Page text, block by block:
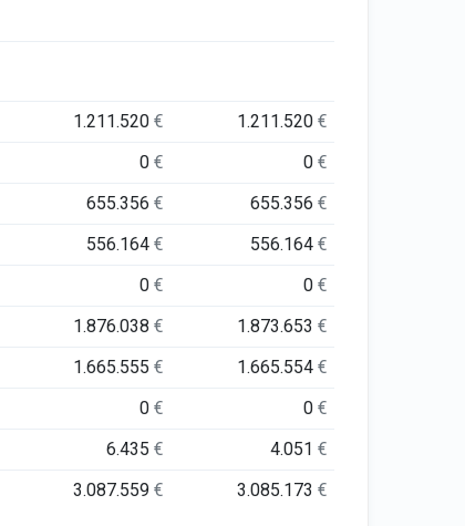
1.211.520€ 1.211.520€
0€ 0€
655.356€ 655.356€
556.164€ 556.164€
0€ 0€
1.876.038€ 1.873.653€
1.665.555€ 1.665.554€
0€ 0€
6.435€ 4.051€
3.087.559€ 3.085.173€